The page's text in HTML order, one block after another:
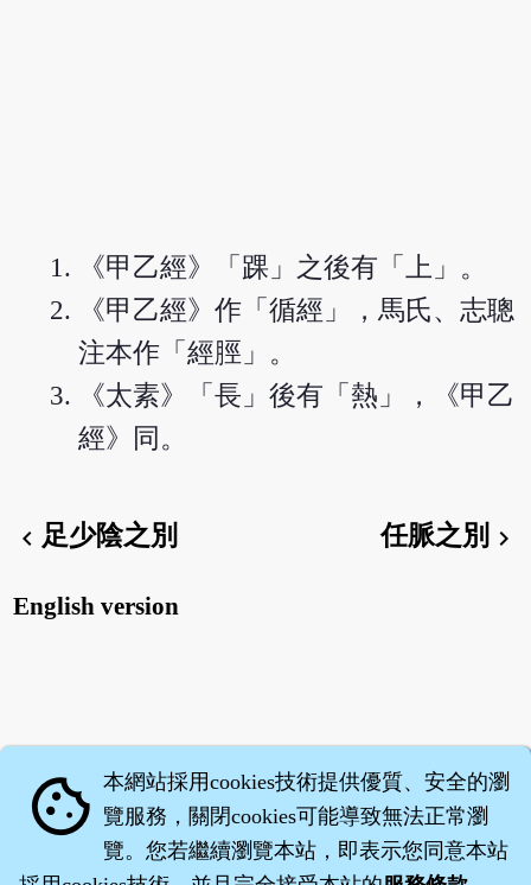
《甲乙經》「踝」之後有「上」。
《甲乙經》作「循經」，馬氏、志聰
注本作「經脛」。
《太素》「長」後有「熱」，《甲乙
經》同。
chevron_left 足少陰之別 任脈之別 chevron_right
English version
cookie 本網站採用cookies技術提供優質、安全的瀏
覽服務，關閉cookies可能導致無法正常瀏
覽。您若繼續瀏覽本站，即表示您同意本站